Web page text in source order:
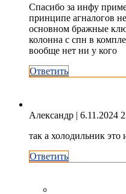
Спасибо за инфу
принципе агналогов
основном бражные
колонна с спн в
вообще нет ни у кого
Ответить
Александр | 6.11.2024
так а холодильник это
Ответить